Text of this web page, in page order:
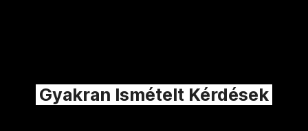
Gyakran Ismételt Kérdések